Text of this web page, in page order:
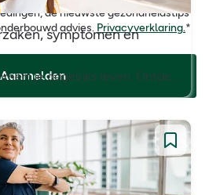
symptomen en
de nieuwste gezondheidstips
advies. Privacyverklaring.*
Aanmelden